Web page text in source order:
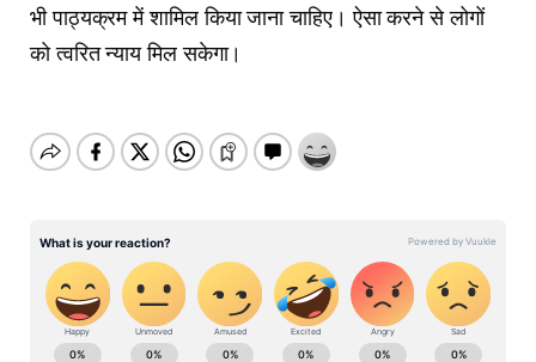
भी पाठ्यक्रम में शामिल किया जाना चाहिए। ऐसा करने से लोगों
को त्वरित न्याय मिल सकेगा।